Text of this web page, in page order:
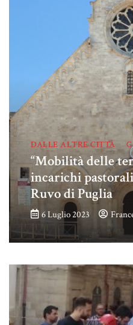
DALLE ALTRE CITTÀ
“Mobilità delle
incarichi
Ruvo di Puglia
6 Luglio 2023